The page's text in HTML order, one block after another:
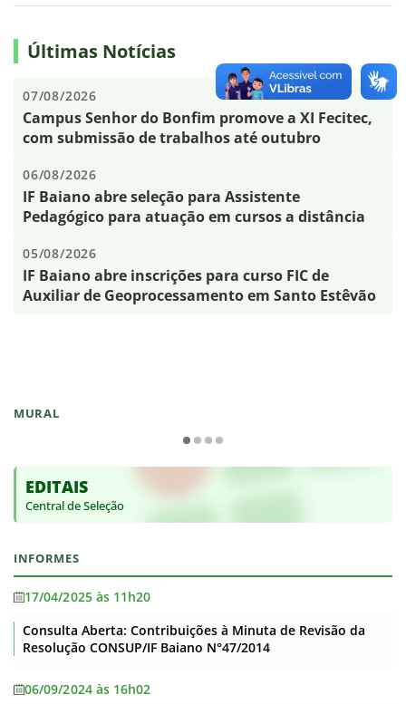
MURAL
EDITAIS
Central de Seleção
INFORMES
17/04/2025 às 11h20
Consulta Aberta: Contribuições à Minuta de Revisão da
Resolução CONSUP/IF Baiano N°47/2014
06/09/2024 às 16h02
Últimas Notícias
07/08/2026
Campus Senhor do Bonfim promove a XI Fecitec,
com submissão de trabalhos até outubro
06/08/2026
IF Baiano abre seleção para Assistente
Pedagógico para atuação em cursos a distância
05/08/2026
IF Baiano abre inscrições para curso FIC de
Auxiliar de Geoprocessamento em Santo Estêvão